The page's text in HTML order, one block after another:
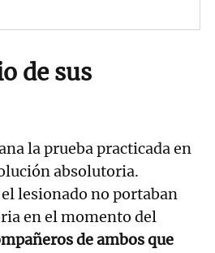
de sus
la prueba practicada en
absolutoria.
lesionado no portaban
en el momento del
de ambos que